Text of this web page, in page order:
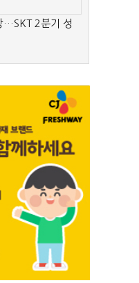
…SKT 2분기 성